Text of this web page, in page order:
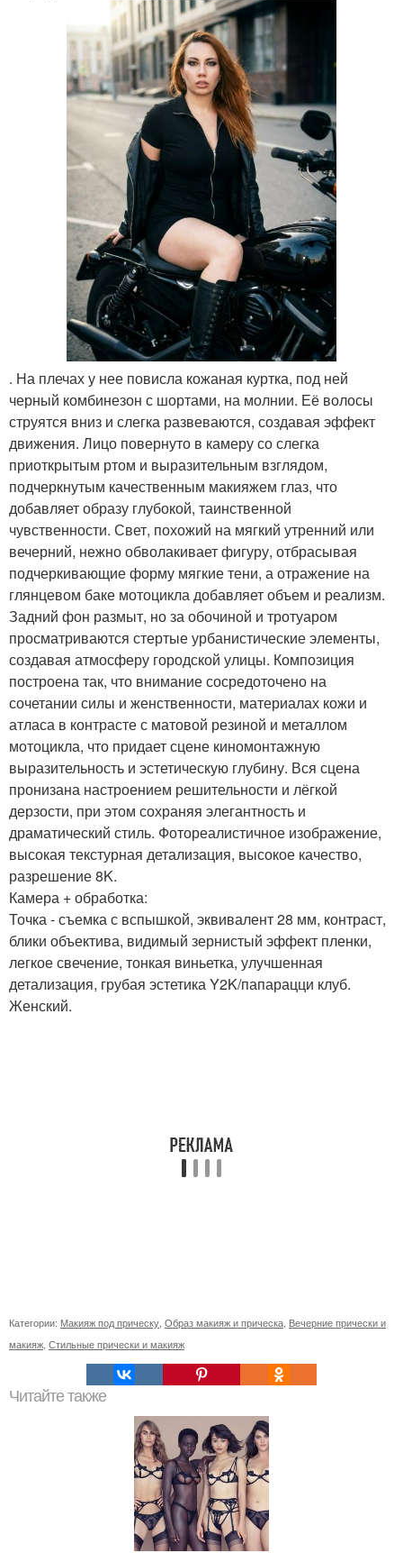
. На плечах у нее повисла кожаная куртка, под ней
черный комбинезон с шортами, на молнии. Её волосы
струятся вниз и слегка развеваются, создавая эффект
движения. Лицо повернуто в камеру со слегка
приоткрытым ртом и выразительным взглядом,
подчеркнутым качественным макияжем глаз, что
добавляет образу глубокой, таинственной
чувственности. Свет, похожий на мягкий утренний или
вечерний, нежно обволакивает фигуру, отбрасывая
подчеркивающие форму мягкие тени, а отражение на
глянцевом баке мотоцикла добавляет объем и реализм.
Задний фон размыт, но за обочиной и тротуаром
просматриваются стертые урбанистические элементы,
создавая атмосферу городской улицы. Композиция
построена так, что внимание сосредоточено на
сочетании силы и женственности, материалах кожи и
атласа в контрасте с матовой резиной и металлом
мотоцикла, что придает сцене киномонтажную
выразительность и эстетическую глубину. Вся сцена
пронизана настроением решительности и лёгкой
дерзости, при этом сохраняя элегантность и
драматический стиль. Фотореалистичное изображение,
высокая текстурная детализация, высокое качество,
разрешение 8K.
Камера + обработка:
Точка - съемка с вспышкой, эквивалент 28 мм, контраст,
блики объектива, видимый зернистый эффект пленки,
легкое свечение, тонкая виньетка, улучшенная
детализация, грубая эстетика Y2K/папарацци клуб.
Женский.
Категории: Макияж под прическу, Образ макияж и прическа, Вечерние прически и
макияж, Стильные прически и макияж
Читайте также